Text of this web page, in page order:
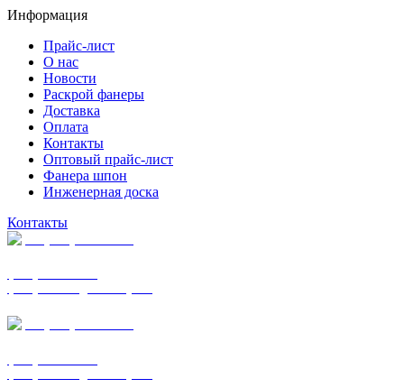
Информация
Прайс-лист
О нас
Новости
Раскрой фанеры
Доставка
Оплата
Контакты
Оптовый прайс-лист
Фанера шпон
Инженерная доска
Контакты